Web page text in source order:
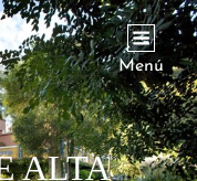
Menú
ALTA